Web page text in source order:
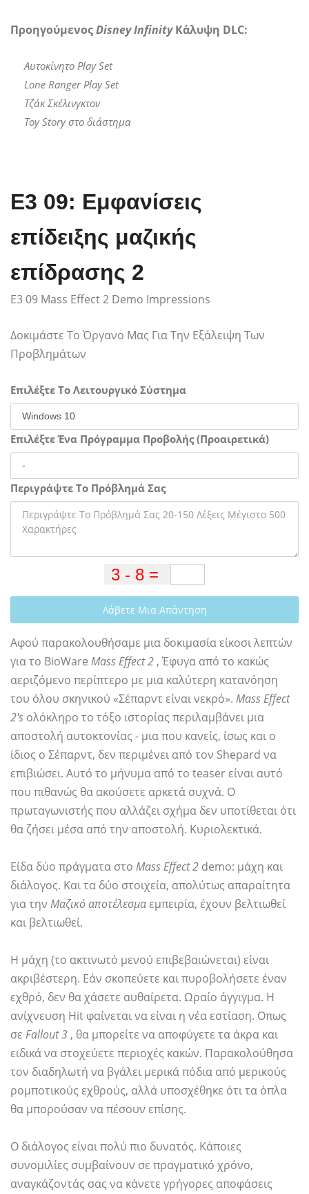
ΠροηγούμενοςDisney InfinityΚάλυψη DLC:
Αυτοκίνητο Play Set
Lone Ranger Play Set
Τζάκ Σκέλινγκτον
Toy Story στο διάστημα
E3 09: Εμφανίσεις
επίδειξης μαζικής
επίδρασης 2
E3 09 Mass Effect 2 Demo Impressions
Δοκιμάστε Το Όργανο Μας Για Την Εξάλειψη Των
Προβλημάτων
Επιλέξτε Το Λειτουργικό Σύστημα
Επιλέξτε Ένα Πρόγραμμα Προβολής (Προαιρετικά)
Περιγράψτε Το Πρόβλημά Σας
Λάβετε Μια Απάντηση
Αφού παρακολουθήσαμε μια δοκιμασία είκοσι λεπτών
για το BioWare Mass Effect 2 , Έφυγα από το κακώς
αεριζόμενο περίπτερο με μια καλύτερη κατανόηση
του όλου σκηνικού «Σέπαρντ είναι νεκρό». Mass Effect
2's ολόκληρο το τόξο ιστορίας περιλαμβάνει μια
αποστολή αυτοκτονίας - μια που κανείς, ίσως και ο
ίδιος ο Σέπαρντ, δεν περιμένει από τον Shepard να
επιβιώσει. Αυτό το μήνυμα από το teaser είναι αυτό
που πιθανώς θα ακούσετε αρκετά συχνά. Ο
πρωταγωνιστής που αλλάζει σχήμα δεν υποτίθεται ότι
θα ζήσει μέσα από την αποστολή. Κυριολεκτικά.
Είδα δύο πράγματα στο Mass Effect 2 demo: μάχη και
διάλογος. Και τα δύο στοιχεία, απολύτως απαραίτητα
για την Μαζικό αποτέλεσμαεμπειρία, έχουν βελτιωθεί
και βελτιωθεί.
Η μάχη (το ακτινωτό μενού επιβεβαιώνεται) είναι
ακριβέστερη. Εάν σκοπεύετε και πυροβολήσετε έναν
εχθρό, δεν θα χάσετε αυθαίρετα. Ωραίο άγγιγμα. Η
ανίχνευση Hit φαίνεται να είναι η νέα εστίαση. Οπως
σε Fallout 3 , θα μπορείτε να αποφύγετε τα άκρα και
ειδικά να στοχεύετε περιοχές κακών. Παρακολούθησα
τον διαδηλωτή να βγάλει μερικά πόδια από μερικούς
ρομποτικούς εχθρούς, αλλά υποσχέθηκε ότι τα όπλα
θα μπορούσαν να πέσουν επίσης.
Ο διάλογος είναι πολύ πιο δυνατός. Κάποιες
συνομιλίες συμβαίνουν σε πραγματικό χρόνο,
αναγκάζοντάς σας να κάνετε γρήγορες αποφάσεις